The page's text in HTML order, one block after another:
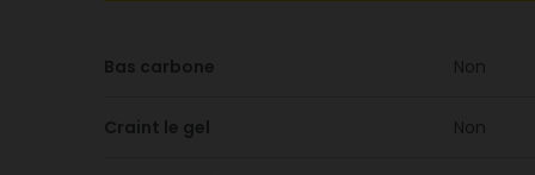
Bas carbone Non
Craint le gel Non